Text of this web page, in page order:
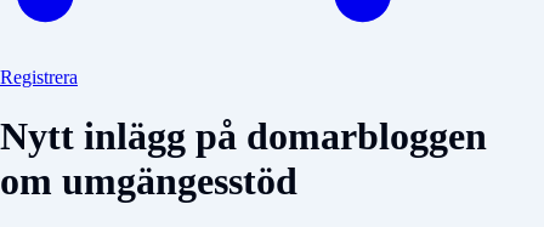
Registrera
Nytt inlägg på domarbloggen
om umgängesstöd